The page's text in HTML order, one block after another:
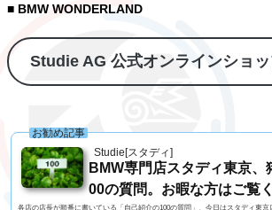
■ BMW WONDERLAND
Studie AG 公式オンラインショ
Studie[スタディ]
お勧め記事
BMW専門店スタディ東京、
00の質問。お暇な方はご覧
各店の店長が順番に書いている「自己紹介の100の質問」、今日はスタディ東京